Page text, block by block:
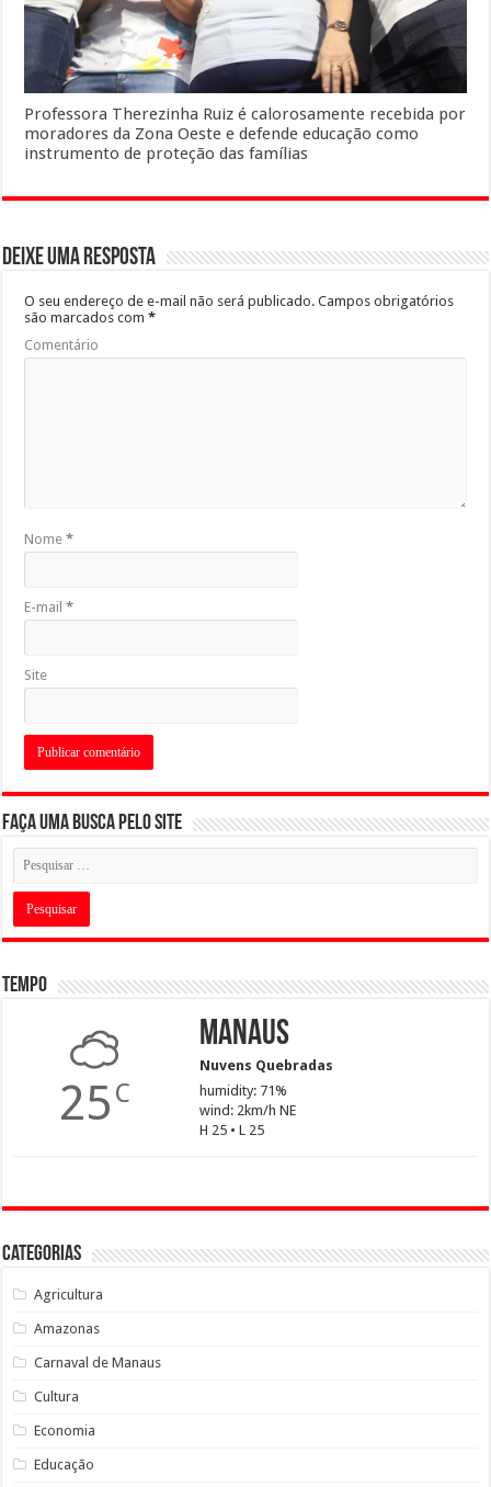
Professora Therezinha Ruiz é calorosamente recebida por
moradores da Zona Oeste e defende educação como
instrumento de proteção das famílias
Deixe uma resposta
O seu endereço de e-mail não será publicado. Campos obrigatórios
são marcados com*
Comentário
Nome*
E-mail*
Site
Faça uma busca pelo Site
Tempo
25 C
Manaus
Nuvens Quebradas
humidity: 71%
wind: 2km/h NE
H 25 • L 25
Categorias
Agricultura
Amazonas
Carnaval de Manaus
Cultura
Economia
Educação